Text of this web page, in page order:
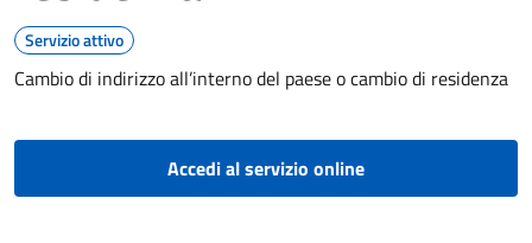
Servizio attivo
Cambio di indirizzo all’interno del paese o cambio di residenza
Accedi al servizio online